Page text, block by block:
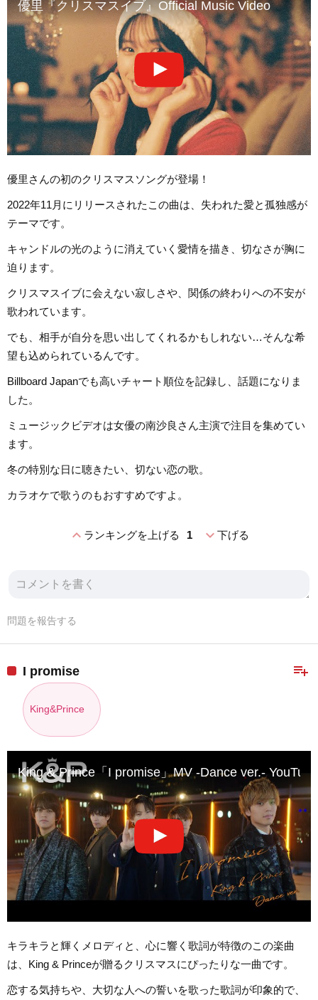
優里『クリスマスイブ』Official Music Video
優里さんの初のクリスマスソングが登場！
2022年11月にリリースされたこの曲は、失われた愛と孤独感が
テーマです。
キャンドルの光のように消えていく愛情を描き、切なさが胸に
迫ります。
クリスマスイブに会えない寂しさや、関係の終わりへの不安が
歌われています。
でも、相手が自分を思い出してくれるかもしれない…そんな希
望も込められているんです。
Billboard Japanでも高いチャート順位を記録し、話題になりま
した。
ミュージックビデオは女優の南沙良さん主演で注目を集めてい
ます。
冬の特別な日に聴きたい、切ない恋の歌。
カラオケで歌うのもおすすめですよ。
expand_lessランキングを上げる 1 expand_more下げる
問題を報告する
playlist_add
I promise
King&Prince
King & Prince「I promise」MV -Dance ver.-
キラキラと輝くメロディと、心に響く歌詞が特徴のこの楽曲
は、King & Princeが贈るクリスマスにぴったりな一曲です。
恋する気持ちや、大切な人への誓いを歌った歌詞が印象的で、